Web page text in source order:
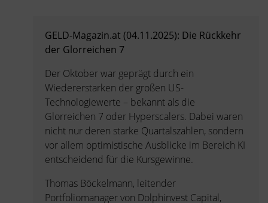
GELD-Magazin.at (04.11.2025): Die Rückkehr
der Glorreichen 7
Der Oktober war geprägt durch ein
Wiedererstarken der großen US-
Technologiewerte – bekannt als die
Glorreichen 7 oder Hyperscalers. Dabei waren
nicht nur deren starke Quartalszahlen, sondern
vor allem optimistische Ausblicke im Bereich KI
entscheidend für die Kursgewinne.
Thomas Böckelmann, leitender
Portfoliomanager von Dolphinvest Capital,